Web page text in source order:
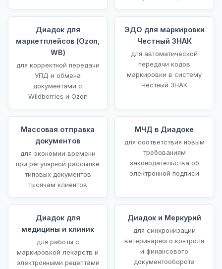
Диадок для
маркетплейсов (Ozon,
WB)
для корректной передачи
УПД и обмена
документами с
Wildberries и Ozon
ЭДО для маркировки
Честный ЗНАК
для автоматической
передачи кодов
маркировки в систему
Честный ЗНАК
Массовая отправка
документов
для экономии времени
при регулярной рассылке
типовых документов
тысячам клиентов
МЧД в Диадоке
для соответствия новым
требованиям
законодательства об
электронной подписи
Диадок для
медицины и клиник
для работы с
маркировкой лекарств и
электронными рецептами
Диадок и Меркурий
для синхронизации
ветеринарного контроля
и финансового
документооборота